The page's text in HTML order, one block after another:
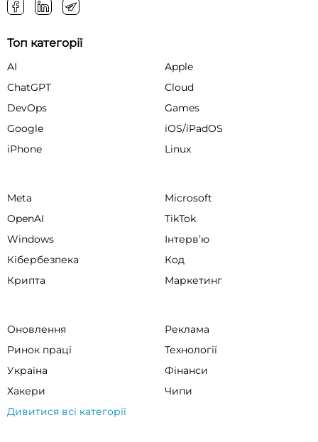
Топ категорії
AI
Apple
ChatGPT
Cloud
DevOps
Games
Google
iOS/iPadOS
iPhone
Linux
Meta
Microsoft
OpenAI
TikTok
Windows
Інтервʼю
Кібербезпека
Код
Крипта
Маркетинг
Оновлення
Реклама
Ринок праці
Технології
Україна
Фінанси
Хакери
Чипи
Дивитися всі категорії